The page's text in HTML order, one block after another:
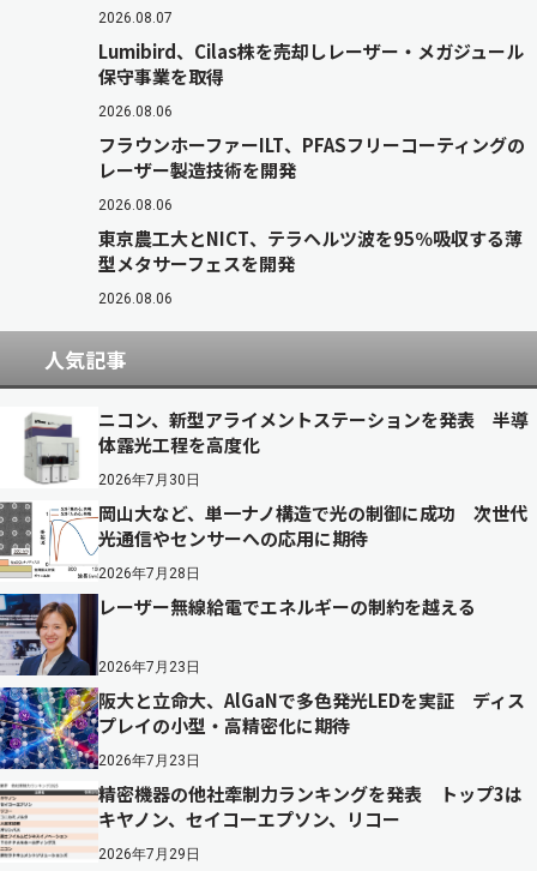
2026.08.07
Lumibird、Cilas株を売却しレーザー・メガジュール
保守事業を取得
2026.08.06
フラウンホーファーILT、PFASフリーコーティングの
レーザー製造技術を開発
2026.08.06
東京農工大とNICT、テラヘルツ波を95％吸収する薄
型メタサーフェスを開発
2026.08.06
人気記事
ニコン、新型アライメントステーションを発表 半導
体露光工程を高度化
2026年7月30日
岡山大など、単一ナノ構造で光の制御に成功 次世代
光通信やセンサーへの応用に期待
2026年7月28日
レーザー無線給電でエネルギーの制約を越える
2026年7月23日
阪大と立命大、AlGaNで多色発光LEDを実証 ディス
プレイの小型・高精密化に期待
2026年7月23日
精密機器の他社牽制力ランキングを発表 トップ3は
キヤノン、セイコーエプソン、リコー
2026年7月29日